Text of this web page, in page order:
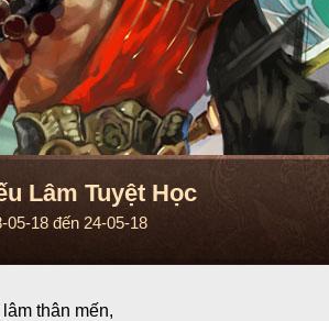
Lâm Tuyệt Học
05-18 đến 24-05-18
thân mến,